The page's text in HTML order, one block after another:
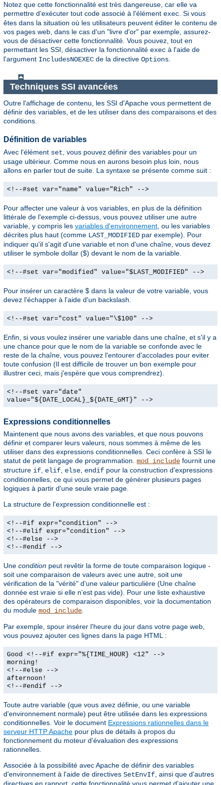
Notez que cette fonctionnalité est très dangereuse, car elle va
permettre d'exécuter tout code associé à l'élément exec. Si vous
êtes dans la situation où les utilisateurs peuvent éditer le contenu de
vos pages web, dans le cas d'un "livre d'or" par exemple, assurez-
vous de désactiver cette fonctionnalité. Vous pouvez, tout en
permettant les SSI, désactiver la fonctionnalité exec à l'aide de
l'argument IncludesNOEXEC de la directive Options.
Techniques SSI avancées
Outre l'affichage de contenu, les SSI d'Apache vous permettent de
définir des variables, et de les utiliser dans des comparaisons et des
conditions.
Définition de variables
Avec l'élément set , vous pouvez définir des variables pour un
usage ultérieur. Comme nous en aurons besoin plus loin, nous
allons en parler tout de suite. La syntaxe se présente comme suit :
<!--#set var="name" value="Rich" -->
Pour affecter une valeur à vos variables, en plus de la définition
littérale de l'exemple ci-dessus, vous pouvez utiliser une autre
variable, y compris les variables d'environnement , ou les variables
décrites plus haut (comme LAST_MODIFIED par exemple). Pour
indiquer qu'il s'agit d'une variable et non d'une chaîne, vous devez
utiliser le symbole dollar ($) devant le nom de la variable.
<!--#set var="modified" value="$LAST_MODIFIED" -->
Pour insérer un caractère $ dans la valeur de votre variable, vous
devez l'échapper à l'aide d'un backslash.
<!--#set var="cost" value="\$100" -->
Enfin, si vous voulez insérer une variable dans une chaîne, et s'il y a
une chance pour que le nom de la variable se confonde avec le
reste de la chaîne, vous pouvez l'entourer d'accolades pour eviter
toute confusion (Il est difficile de trouver un bon exemple pour
illustrer ceci, mais j'espère que vous comprendrez).
<!--#set var="date"
value="${DATE_LOCAL}_${DATE_GMT}" -->
Expressions conditionnelles
Maintenent que nous avons des variables, et que nous pouvons
définir et comparer leurs valeurs, nous sommes à même de les
utiliser dans des expressions conditionnelles. Ceci confère à SSI le
statut de petit langage de programmation. mod_include fournit une
structure if elif else endif pour la construction d'expressions
conditionnelles, ce qui vous permet de générer plusieurs pages
logiques à partir d'une seule vraie page.
La structure de l'expression conditionnelle est :
<!--#if expr="condition" -->
<!--#elif expr="condition" -->
<!--#else -->
<!--#endif -->
Une condition peut revêtir la forme de toute comparaison logique -
soit une comparaison de valeurs avec une autre, soit une
vérification de la "vérité" d'une valeur particulière (Une chaîne
donnée est vraie si elle n'est pas vide). Pour une liste exhaustive
des opérateurs de comparaison disponibles, voir la documentation
du module mod_include
Par exemple, spour insérer l'heure du jour dans votre page web,
vous pouvez ajouter ces lignes dans la page HTML :
Good <!--#if expr="%{TIME_HOUR} <12" -->
morning!
<!--#else -->
afternoon!
<!--#endif -->
Toute autre variable (que vous avez définie, ou une variable
d'environnement normale) peut être utilisée dans les expressions
conditionnelles. Voir le document Expressions rationnelles dans le
serveur HTTP Apache pour plus de détails à propos du
fonctionnement du moteur d'évaluation des expressions
rationnelles.
Associée à la possibilité avec Apache de définir des variables
d'environnement à l'aide de directives SetEnvIf , ainsi que d'autres